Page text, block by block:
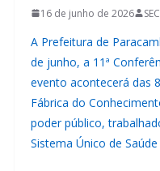
16 de junho de 2026
A Prefeitura de
de junho, a 11ª
evento acontecerá das
Fábrica do
poder público,
Sistema Único de